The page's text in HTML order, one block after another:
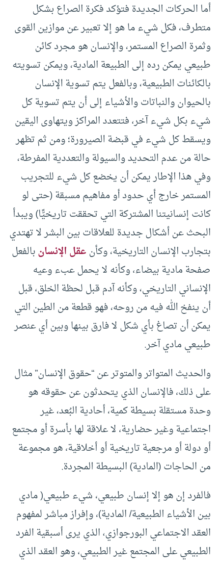
أما الحركات الجديدة فتؤكد فكرة الصراع بشكل
متطرف، فكل شيء ما هو إلا تعبير عن موازين القوى
وثمرة الصراع المستمر، والإنسان هو مجرد كائن
طبيعي يمكن رده إلى الطبيعة المادية، ويمكن تسويته
بالكائنات الطبيعية، وبالفعل يتم تسوية الإنسان
بالحيوان والنباتات والأشياء إلى أن يتم تسوية كل
شيء بكل شيء آخر، فتتعدد المراكز ويتهاوى اليقين
ويسقط كل شيء في قبضة الصيرورة؛ ومن ثم تظهر
حالة من عدم التحديد والسيولة والتعددية المفرطة،
وفي هذا الإطار يمكن أن يخضع كل شيء للتجريب
المستمر خارج أي حدود أو مفاهيم مسبقة (حتى لو
كانت إنسانيتنا المشتركة التي تحققت تاريخيًّا) ويبدأ
البحث عن أشكال جديدة للعلاقات بين البشر لا تهتدي
بتجارب الإنسان التاريخية، وكأنعقل الإنسانبالفعل
صفحة مادية بيضاء، وكأنه لا يحمل عبء وعيه
الإنساني التاريخي، وكأنه آدم قبل لحظة الخلق، قبل
أن ينفخ الله فيه من روحه، فهو قطعة من الطين التي
يمكن أن تصاغ بأي شكل لا فارق بينها وبين أي عنصر
طبيعي مادي آخر.
والحديث المتواتر والمتوتر عن “حقوق الإنسان” مثال
على ذلك، فالإنسان الذي يتحدثون عن حقوقه هو
وحدة مستقلة بسيطة كمية، أحادية البُعد، غير
اجتماعية وغير حضارية، لا علاقة لها بأسرة أو مجتمع
أو دولة أو مرجعية تاريخية أو أخلاقية، هو مجموعة
من الحاجات (المادية) البسيطة المجردة.
فالفرد إن هو إلا إنسان طبيعي، شيء طبيعي( مادي
بين الأشياء الطبيعية/ المادية)، وإفراز مباشر لمفهوم
العقد الاجتماعي البورجوازي، الذي يرى أسبقية الفرد
الطبيعي على المجتمع غير الطبيعي، وهو العقد الذي